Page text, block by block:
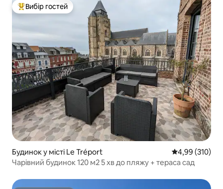
Топ вибір гостей
Вибір гостей
Будинок у місті Le Tréport Середня
4,99 (310)
Чарівний будинок 120 м2 5 хв до пляжу + тераса сад